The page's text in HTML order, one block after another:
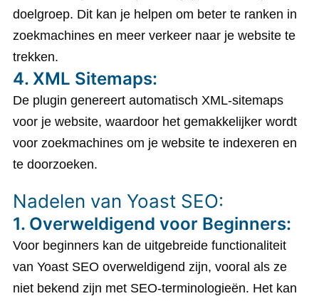
doelgroep. Dit kan je helpen om beter te ranken in
zoekmachines en meer verkeer naar je website te
trekken.
4. XML Sitemaps:
De plugin genereert automatisch XML-sitemaps
voor je website, waardoor het gemakkelijker wordt
voor zoekmachines om je website te indexeren en
te doorzoeken.
Nadelen van Yoast SEO:
1. Overweldigend voor Beginners:
Voor beginners kan de uitgebreide functionaliteit
van Yoast SEO overweldigend zijn, vooral als ze
niet bekend zijn met SEO-terminologieën. Het kan